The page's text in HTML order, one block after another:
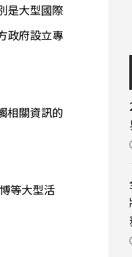
是大型國際
政府設立專
相關資訊的
等大型活